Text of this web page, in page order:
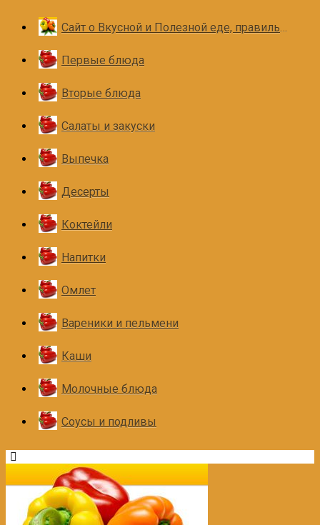
Сайт о Вкусной и Полезной еде, правильном и здоровом питании
Первые блюда
Вторые блюда
Салаты и закуски
Выпечка
Десерты
Коктейли
Напитки
Омлет
Вареники и пельмени
Каши
Молочные блюда
Соусы и подливы